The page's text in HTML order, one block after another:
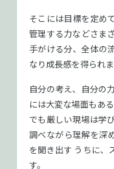
そこには目標を定め
管理する力などさま
手がける分、全体の
なり成長感を得られま
自分の考え、自分の
には大変な場面もあ
でも厳しい現場は学
調べながら理解を深
を聞き出す うちに、
す。